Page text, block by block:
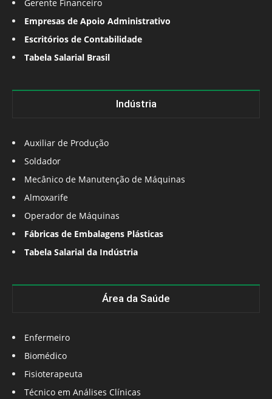
Gerente Financeiro
Empresas de Apoio Administrativo
Escritórios de Contabilidade
Tabela Salarial Brasil
Indústria
Auxiliar de Produção
Soldador
Mecânico de Manutenção de Máquinas
Almoxarife
Operador de Máquinas
Fábricas de Embalagens Plásticas
Tabela Salarial da Indústria
Área da Saúde
Enfermeiro
Biomédico
Fisioterapeuta
Técnico em Análises Clínicas